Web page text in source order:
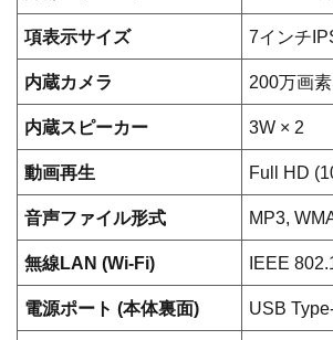
製品仕様
項目 仕様
製品名 myFirst
寸法 182.6 ×
重量 455g
RAM / 内蔵ストレージ 2GB /
外部ストレージ microSD